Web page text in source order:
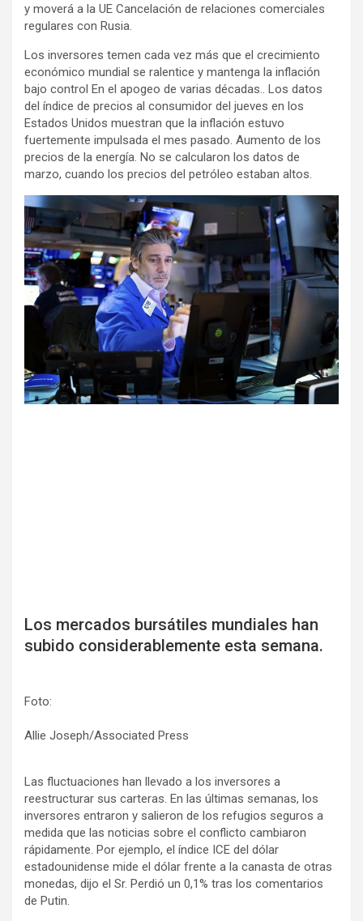
y moverá a la UE Cancelación de relaciones comerciales
regulares con Rusia.
Los inversores temen cada vez más que el crecimiento
económico mundial se ralentice y mantenga la inflación
bajo control En el apogeo de varias décadas.. Los datos
del índice de precios al consumidor del jueves en los
Estados Unidos muestran que la inflación estuvo
fuertemente impulsada el mes pasado. Aumento de los
precios de la energía. No se calcularon los datos de
marzo, cuando los precios del petróleo estaban altos.
Los mercados bursátiles mundiales han
subido considerablemente esta semana.
Foto:
Allie Joseph/Associated Press
Las fluctuaciones han llevado a los inversores a
reestructurar sus carteras. En las últimas semanas, los
inversores entraron y salieron de los refugios seguros a
medida que las noticias sobre el conflicto cambiaron
rápidamente. Por ejemplo, el índice ICE del dólar
estadounidense mide el dólar frente a la canasta de otras
monedas, dijo el Sr. Perdió un 0,1% tras los comentarios
de Putin.